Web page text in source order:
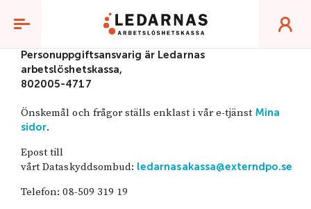
Personuppgiftsansvarig är Ledarnas
arbetslöshetskassa,
802005-4717
Önskemål och frågor ställs enklast i vår e-tjänst Mina
sidor.
Epost till
vårt Dataskyddsombud: ledarnasakassa@externdpo.se
Telefon: 08-509 319 19